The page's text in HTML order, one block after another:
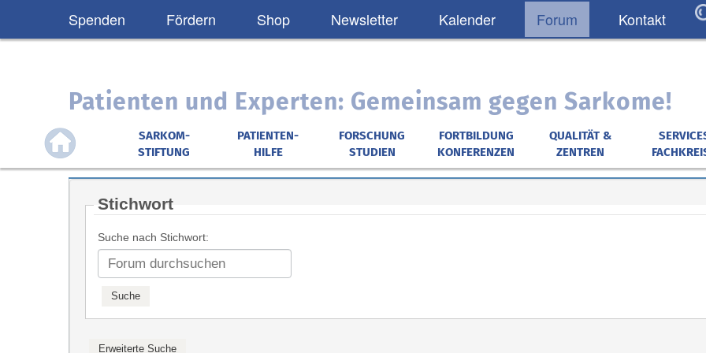
Spenden Fördern Shop Newsletter Kalender Forum Kontakt
Patienten und Experten: Gemeinsam gegen Sarkome!
SARKOM-
STIFTUNG
PATIENTEN-
HILFE
FORSCHUNG
STUDIEN
FORTBILDUNG
KONFERENZEN
QUALITÄT &
ZENTREN
Stichwort
Suche nach Stichwort: